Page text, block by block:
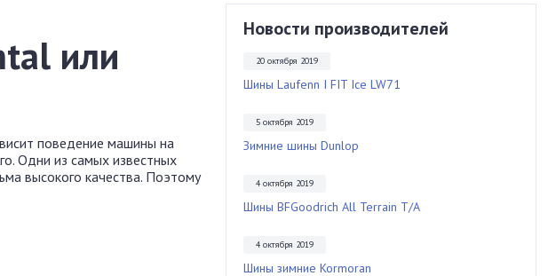
или
поведение машины на
Одни из самых известных
высокого качества. Поэтому
Новости производителей
20 октября 2019
Шины Laufenn I FIT Ice LW71
5 октября 2019
Зимние шины Dunlop
4 октября 2019
Шины BFGoodrich All Terrain T/A
4 октября 2019
Шины зимние Kormoran